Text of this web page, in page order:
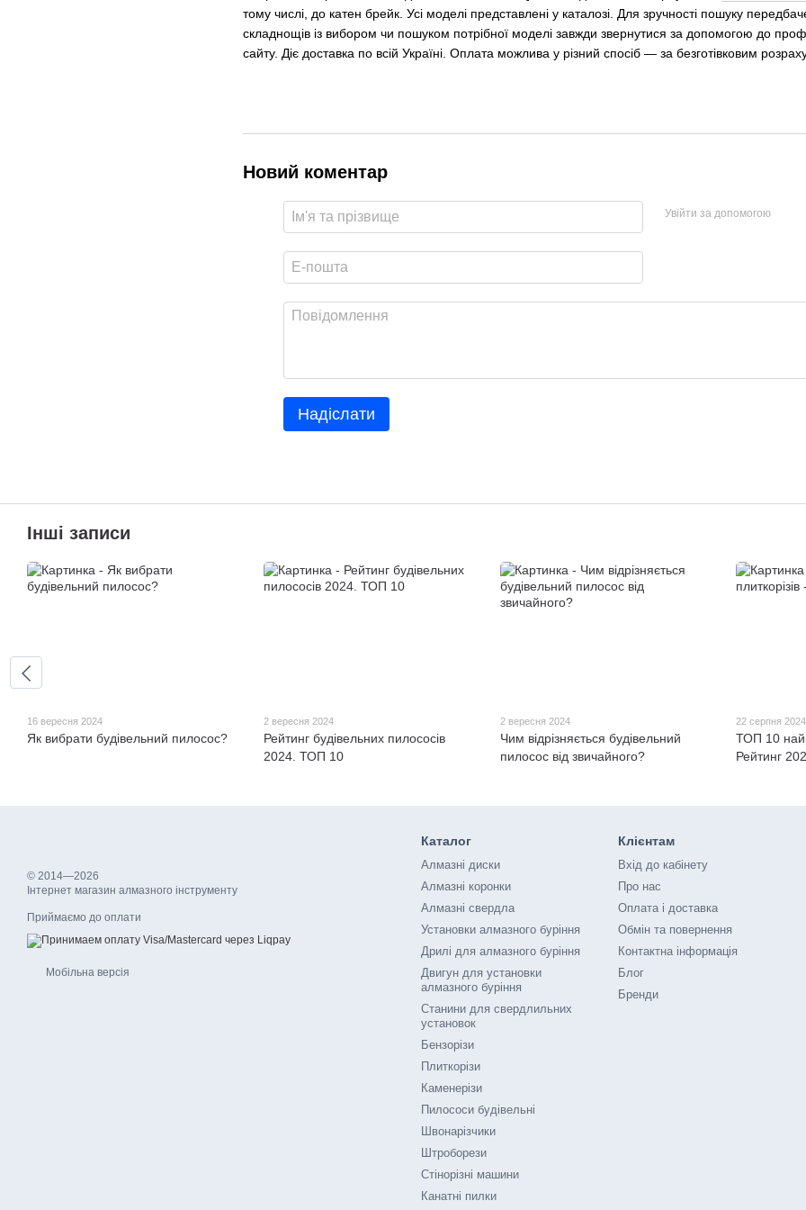
тому числі, до катен брейк. Усі моделі представлені у каталозі. Для зручності пошуку
складнощів із вибором чи пошуком потрібної моделі завжди звернутися за допомогою до
сайту. Діє доставка по всій Україні. Оплата можлива у різний спосіб — за безготівковим
Новий коментар
Увійти за допомогою
Надіслати
Інші записи
16 вересня 2024
Як вибрати будівельний пилосос?
2 вересня 2024
Рейтинг будівельних пилососів
2024. ТОП 10
2 вересня 2024
Чим відрізняється будівельний
пилосос від звичайного?
22 серпня 2024
ТОП 10
Рейтинг
© 2014—2026
Інтернет магазин алмазного інструменту
Приймаємо до оплати
Мобільна версія
Каталог
Алмазні диски
Алмазні коронки
Алмазні свердла
Установки алмазного буріння
Дрилі для алмазного буріння
Двигун для установки
алмазного буріння
Станини для свердлильних
установок
Бензорізи
Плиткорізи
Каменерізи
Пилососи будівельні
Швонарізчики
Штроборези
Стінорізні машини
Канатні пилки
Клієнтам
Вхід до кабінету
Про нас
Оплата і доставка
Обмін та повернення
Контактна інформація
Блог
Бренди